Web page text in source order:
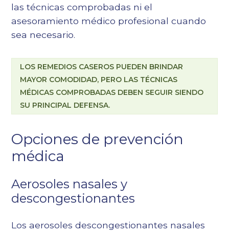
las técnicas comprobadas ni el
asesoramiento médico profesional cuando
sea necesario.
LOS REMEDIOS CASEROS PUEDEN BRINDAR
MAYOR COMODIDAD, PERO LAS TÉCNICAS
MÉDICAS COMPROBADAS DEBEN SEGUIR SIENDO
SU PRINCIPAL DEFENSA.
Opciones de prevención
médica
Aerosoles nasales y
descongestionantes
Los aerosoles descongestionantes nasales